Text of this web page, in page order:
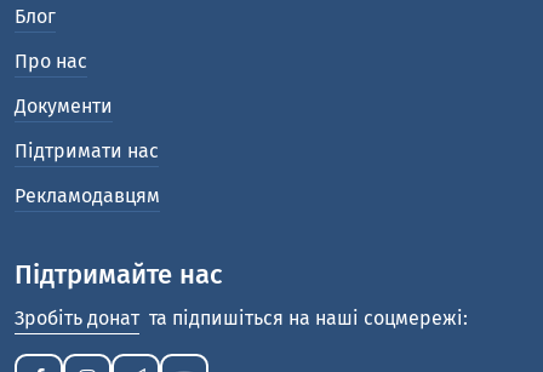
Блог
Про нас
Документи
Підтримати нас
Рекламодавцям
Підтримайте нас
Зробіть донат та підпишіться на наші соцмережі: